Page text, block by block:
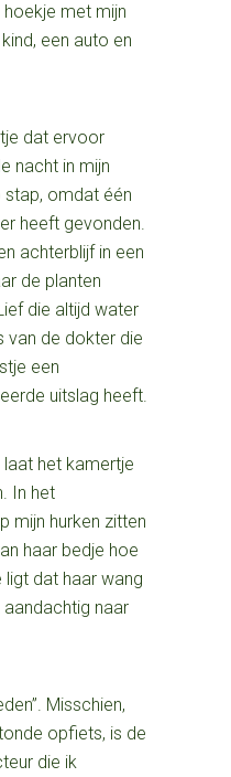
met mijn
een auto en
dat ervoor
nacht in mijn
omdat één
heeft gevonden.
achterblijf in een
de planten
die altijd water
van de dokter die
een
uitslag heeft.
laat het kamertje
In het
mijn hurken zitten
haar bedje hoe
ligt dat haar wang
aandachtig naar
Misschien,
opfiets, is de
die ik